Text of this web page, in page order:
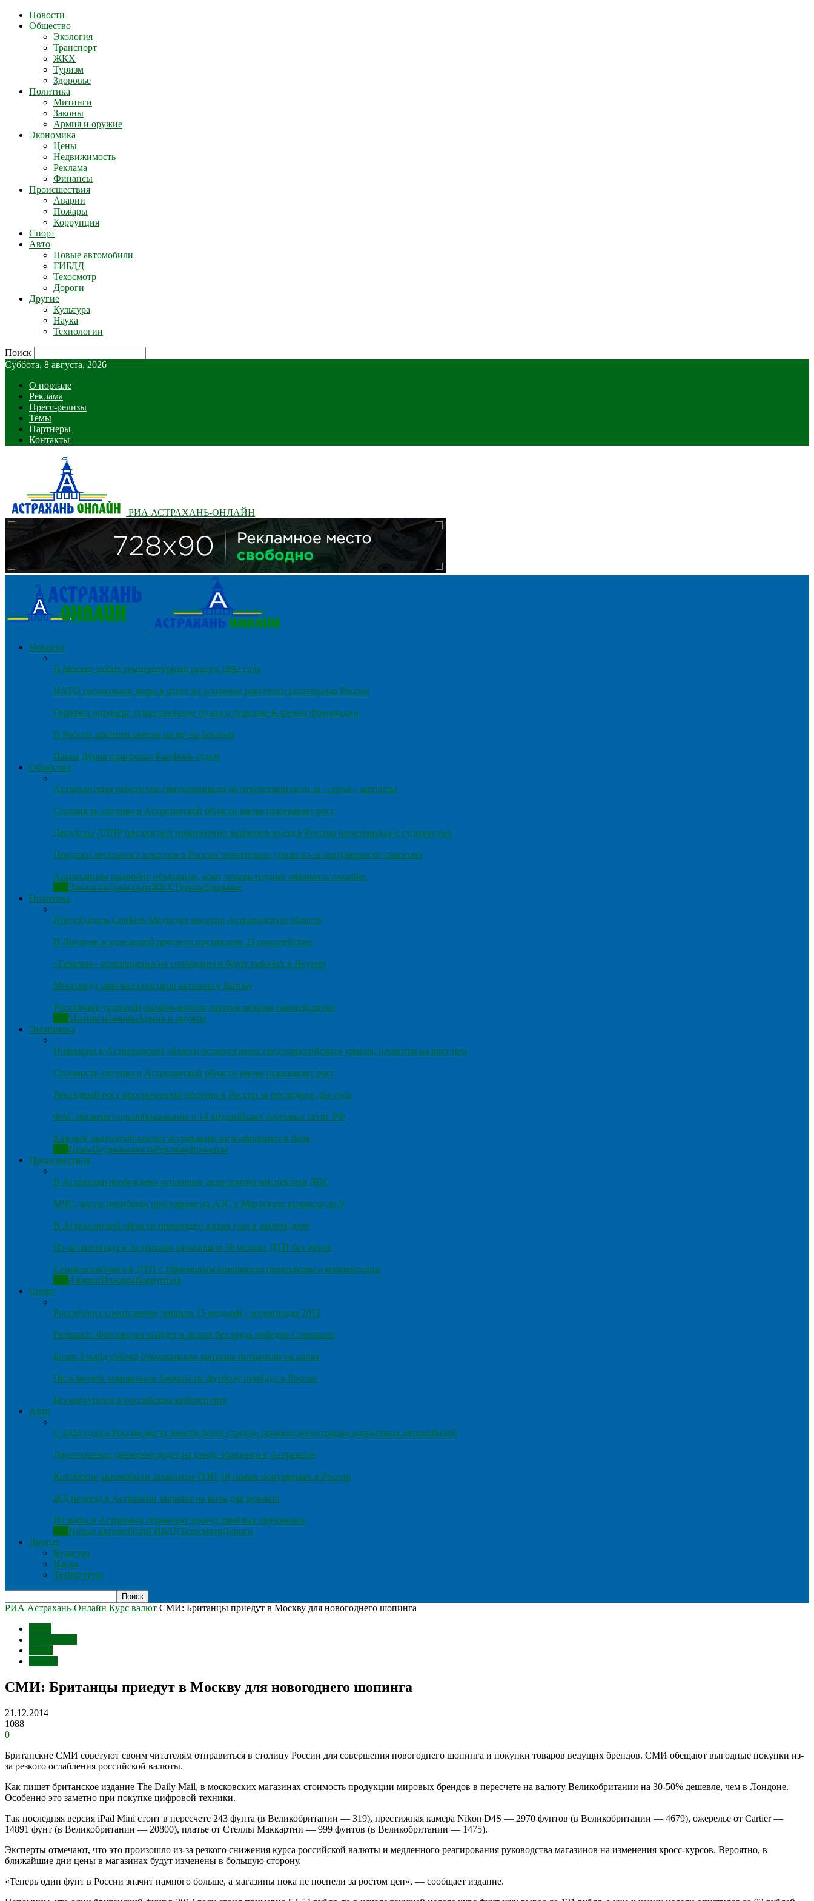
Новости
Общество
Экология
Транспорт
ЖКХ
Туризм
Здоровье
Политика
Митинги
Законы
Армия и оружие
Экономика
Цены
Недвижимость
Реклама
Финансы
Происшествия
Аварии
Пожары
Коррупция
Спорт
Авто
Новые автомобили
ГИБДД
Техосмотр
Дороги
Другие
Культура
Наука
Технологии
Поиск
Суббота, 8 августа, 2026
О портале
Реклама
Пресс-релизы
Темы
Партнеры
Контакты
РИА АСТРАХАНЬ-ОНЛАЙН
Новости
В Москве побит температурный рекорд 1892 года
НАТО согласовало меры в ответ на усиление ракетного потенциала России
Горбачев опроверг существование плана о передаче Карелии Финляндии
В России захотели ввести налог на богатых
Павел Дуров пригрозил Facebook судом
Общество
Астраханским работодателям напомнили об ответственности за «серые» зарплаты
Стоимость топлива в Астраханской области вновь показывает рост
Депутаты ЛДПР предлагают пожизненно запретить въезд в Россию иностранцам с судимостью
Продажи легального алкоголя в России значительно упали из-за популярности самогона
Астраханцам подробно объяснили, кому теперь труднее оформить пособие
ЭкологияТранспортЖКХТуризмЗдоровье
Политика
Председатель СовБеза Медведев посетил Астраханскую область
В Лондоне в ходе акций протеста пострадали 23 полицейских
«Газпром» отреагировал на сообщения о бунте рабочих в Якутии
Мосгорсуд смягчил приговор активисту Котову
Ростовчане устроили онлайн-митинг против режима самоизоляции
МитингиЗаконыАрмия и оружие
Экономика
Инфляция в Астраханской области остается ниже среднероссийского уровня, несмотря на рост цен
Стоимость топлива в Астраханской области вновь показывает рост
Рекордный рост просроченной ипотеки в России за последние два года
ФАС проверит ценообразование в 14 крупнейших торговых сетях РФ
Каждый двадцатый кредит астраханцы не возвращают в банк
ЦеныНедвижимостьРекламаФинансы
Происшествия
В Астрахани возбуждено уголовное дело против инспектора ДПС
МЧС: число погибших при взрыве на АЗС в Махачкале возросло до 9
В Астраханской области произошёл взрыв газа в жилом доме
Из-за снегопада в Астрахани произошло 38 мелких ДТП без жертв
Семья погибшего в ДТП с Ефремовым опровергла переговоры о компенсации
АварииПожарыКоррупция
Спорт
Российских спортсменов лишили 15 медалей с олимпиады 2012
Parimatch: Финляндия выйдет в финал без труда победив Словакию
Более 3 млрд рублей букмекерские конторы потратили на спорт
Пять матчей чемпионата Европы по футболу пройдут в России
Без коррупции в российском киберспорте
Авто
С 2026 года в России могут ввести более строгие правила регистрации возрастных автомобилей
Двустороннее движение будет на улице Урицкого в Астрахани
Китайские автомобили захватили ТОП-10 самых популярных в России
ЖД переезд в Астрахани закроют на ночь для ремонта
Из жары в Астрахани ограничат проезд тяжёлых грузовиков
Новые автомобилиГИБДДТехосмотрДороги
Другие
Культура
Наука
Технологии
РИА Астрахань-Онлайн Курс валют СМИ: Британцы приедут в Москву для новогоднего шопинга
СМИ: Британцы приедут в Москву для новогоднего шопинга
21.12.2014
1088
0
Британские СМИ советуют своим читателям отправиться в столицу России для совершения новогоднего шопинга и покупки товаров ведущих брендов. СМИ обещают выгодные покупки из-
за резкого ослабления российской валюты.
Как пишет британское издание The Daily Mail, в московских магазинах стоимость продукции мировых брендов в пересчете на валюту Великобритании на 30-50% дешевле, чем в Лондоне.
Особенно это заметно при покупке цифровой техники.
Так последняя версия iPad Mini стоит в пересчете 243 фунта (в Великобритании — 319), престижная камера Nikon D4S — 2970 фунтов (в Великобритании — 4679), ожерелье от Cartier —
14891 фунт (в Великобритании — 20800), платье от Стеллы Маккартни — 999 фунтов (в Великобритании — 1475).
Эксперты отмечают, что это произошло из-за резкого снижения курса российской валюты и медленного реагирования руководства магазинов на изменения кросс-курсов. Вероятно, в
ближайшие дни цены в магазинах будут изменены в большую сторону.
«Теперь один фунт в России значит намного больше, а магазины пока не поспели за ростом цен», — сообщает издание.